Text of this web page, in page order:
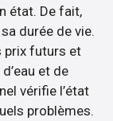
état. De fait,
durée de vie.
prix futurs et
et de
vérifie l’état
problèmes.